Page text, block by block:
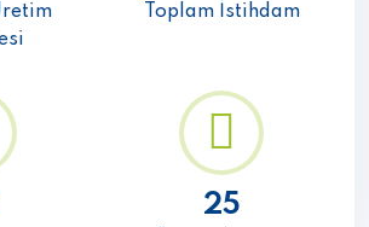
Toplam İstihdam
25